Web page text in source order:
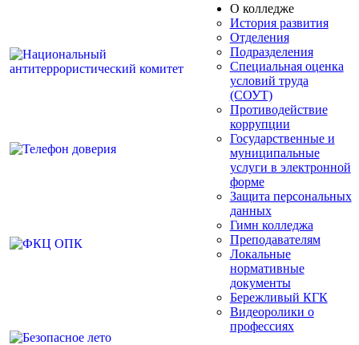
О колледже
История развития
Отделения
Подразделения
Специальная оценка
условий труда
(СОУТ)
Противодействие
коррупции
Государственные и
муниципальные
услуги в электронной
форме
Защита персональных
данных
Гимн колледжа
Преподавателям
Локальные
нормативные
документы
Бережливый КГК
Видеоролики о
профессиях